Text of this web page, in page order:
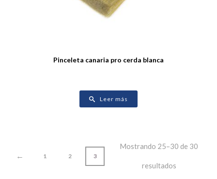
Pinceleta canaria pro cerda blanca
Leer más
← 1 2 3
Mostrando 25–30 de 30
resultados